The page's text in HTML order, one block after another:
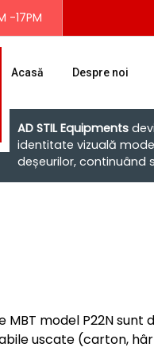
-17PM
Acasă Despre noi
AD STIL Equipments
identitate vizuală
deșeurilor, continuând
MBT model P22N
uscate (carton,